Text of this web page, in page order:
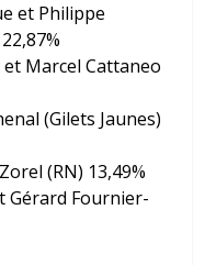
et Philippe
Marcel Cattaneo
(Gilets Jaunes)
(RN) 13,49%
Gérard Fournier-